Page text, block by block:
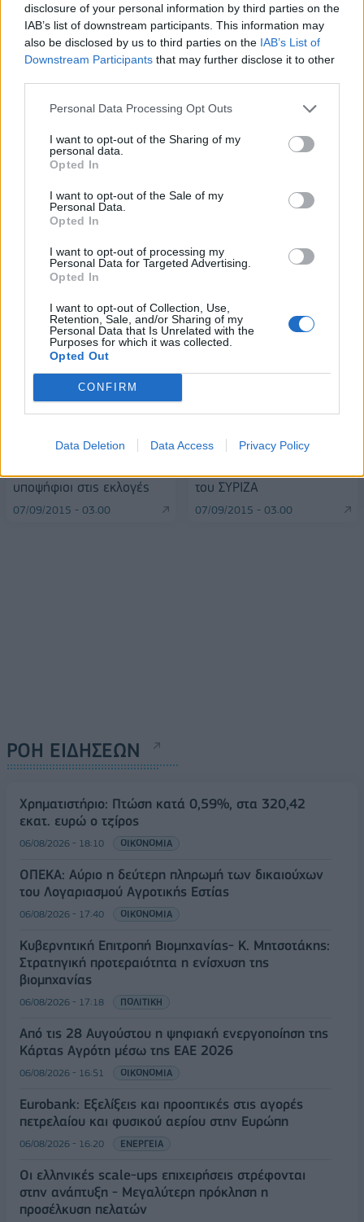
disclosure of your personal information by third parties on the
IAB’s list of downstream participants. This information may
also be disclosed by us to third parties on the IAB’s List of
Downstream Participants that may further disclose it to other
Personal Data Processing Opt Outs
I want to opt-out of the Sharing of my
personal data.
Opted In
I want to opt-out of the Sale of my
Personal Data.
Opted In
I want to opt-out of processing my
Personal Data for Targeted Advertising.
Opted In
I want to opt-out of Collection, Use,
Retention, Sale, and/or Sharing of my
Personal Data that Is Unrelated with the
Purposes for which it was collected.
Opted Out
CONFIRM
Data Deletion Data Access Privacy Policy
Η συμφωνία Arval-Athlon αναδιαμορφώνει την αγορά leasing
αναδιάρθρωσης
ΟΤΕ στη διεθνή σειρά δεικτών
πύλες του σε όλους
ESG Report 2025: Πώς η ΑΒ Βασιλόπουλος μετατρέπει τη
βιωσιμότητα σε καθημερινή πράξη
ΠΕΡΙΣΣΌΤΕΡΑ ΣΕ ΑΥΤΉ ΤΗΝ ΚΑΤΗΓΟΡΊΑ
υποψήφιοι στις εκλογές
07/09/2015 - 03:00
του ΣΥΡΙΖΑ
07/09/2015 - 03:00
ΡΟΗ ΕΙΔΗΣΕΩΝ
Χρηματιστήριο: Πτώση κατά 0,59%, στα 320,42
εκατ. ευρώ ο τζίρος
06/08/2026 - 18:10 ΟΙΚΟΝΟΜΙΑ
ΟΠΕΚΑ: Αύριο η δεύτερη πληρωμή των δικαιούχων
του Λογαριασμού Αγροτικής Εστίας
06/08/2026 - 17:40 ΟΙΚΟΝΟΜΙΑ
Κυβερνητική Επιτροπή Βιομηχανίας- Κ. Μητσοτάκης:
Στρατηγική προτεραιότητα η ενίσχυση της
βιομηχανίας
06/08/2026 - 17:18 ΠΟΛΙΤΙΚΗ
Από τις 28 Αυγούστου η ψηφιακή ενεργοποίηση της
Κάρτας Αγρότη μέσω της ΕΑΕ 2026
06/08/2026 - 16:51 ΟΙΚΟΝΟΜΙΑ
Eurobank: Εξελίξεις και προοπτικές στις αγορές
πετρελαίου και φυσικού αερίου στην Ευρώπη
06/08/2026 - 16:20 ΕΝΕΡΓΕΙΑ
Οι ελληνικές scale-ups επιχειρήσεις στρέφονται
στην ανάπτυξη - Μεγαλύτερη πρόκληση η
προσέλκυση πελατών